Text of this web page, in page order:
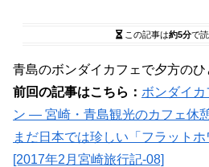
この記事は約5分で読
青島のボンダイカフェで夕方のひ
前回の記事はこちら： ボンダイ
ン ― 宮崎・青島観光のカフェ休
まだ日本では珍しい「フラットホ
[2017年2月宮崎旅行記-08]